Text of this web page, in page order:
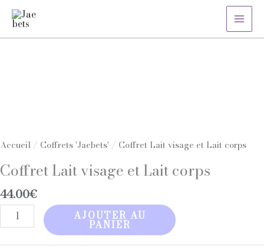
Aller
contenu
Accueil / Coffrets 'Jaebets' / Coffret Lait visage et Lait corps
Coffret Lait visage et Lait corps
44.00€
Lait
AJOUTER AU
PANIER